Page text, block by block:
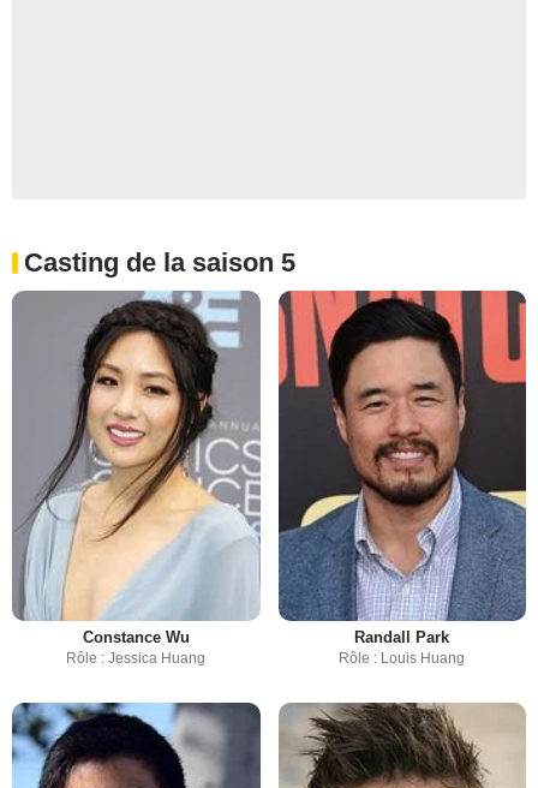
Casting de la saison 5
Constance Wu
Rôle : Jessica Huang
Randall Park
Rôle : Louis Huang